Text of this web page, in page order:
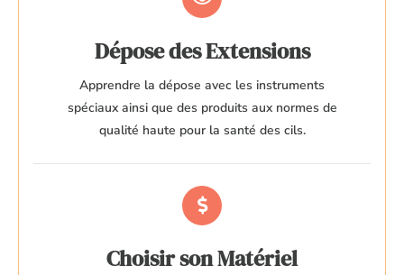
Dépose des Extensions
Apprendre la dépose avec les instruments
spéciaux ainsi que des produits aux normes de
qualité haute pour la santé des cils.
Choisir son Matériel